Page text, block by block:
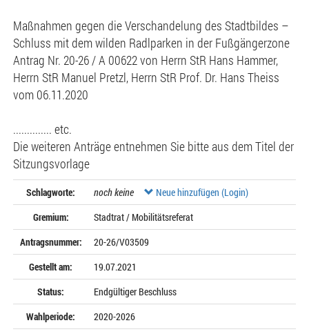
Maßnahmen gegen die Verschandelung des Stadtbildes –
Schluss mit dem wilden Radlparken in der Fußgängerzone
Antrag Nr. 20-26 / A 00622 von Herrn StR Hans Hammer,
Herrn StR Manuel Pretzl, Herrn StR Prof. Dr. Hans Theiss
vom 06.11.2020
.............. etc.
Die weiteren Anträge entnehmen Sie bitte aus dem Titel der
Sitzungsvorlage
Schlagworte: noch keine
Neue hinzufügen (Login)
Gremium:
Stadtrat / Mobilitätsreferat
Antragsnummer:
20-26/V03509
Gestellt am:
19.07.2021
Status:
Endgültiger Beschluss
Wahlperiode:
2020-2026